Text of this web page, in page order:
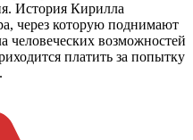
История Кирилла
через которую поднимают
человеческих возможностей
платить за попытку